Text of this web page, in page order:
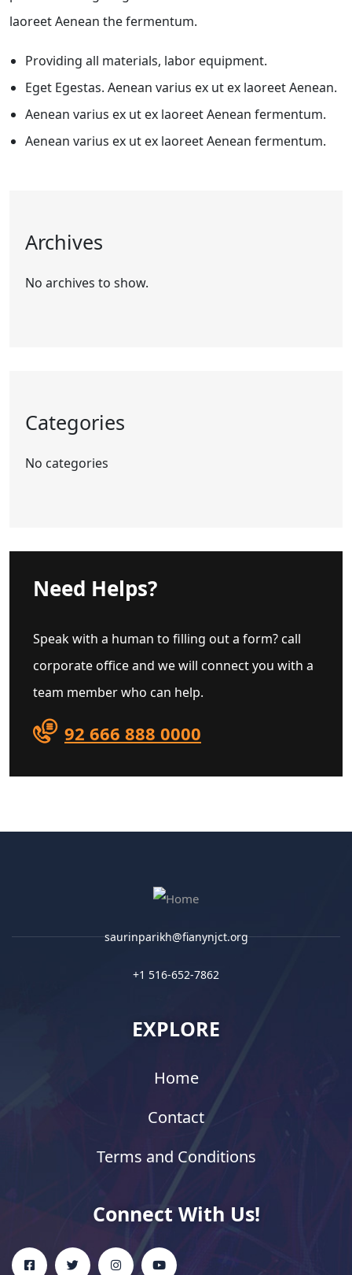
laoreet Aenean the fermentum.
Providing all materials, labor equipment.
Eget Egestas. Aenean varius ex ut ex laoreet Aenean.
Aenean varius ex ut ex laoreet Aenean fermentum.
Aenean varius ex ut ex laoreet Aenean fermentum.
Archives
No archives to show.
Categories
No categories
Need Helps?
Speak with a human to filling out a form? call
corporate office and we will connect you with a
team member who can help.
92 666 888 0000
saurinparikh@fianynjct.org
+1 516-652-7862
EXPLORE
Home
Contact
Terms and Conditions
Connect With Us!